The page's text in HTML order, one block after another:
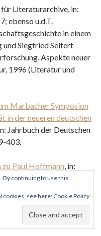
Literaturarchive, in:
ebenso u.d.T.
in einem
und Siegfried Seifert
Aspekte neuer
1996 (Literatur und
Marbacher Symposion
in der neueren deutschen
Jahrbuch der Deutschen
403.
Paul Hoffmann, in:
oder Überfremdung?
Germanistik der
Metzler, 1994, S. 42-
By continuing to use this
cookies, see here: Cookie Policy